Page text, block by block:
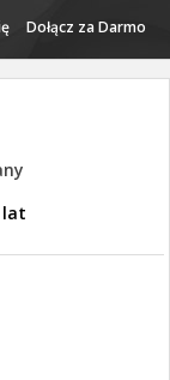
Dołącz za Darmo
lat